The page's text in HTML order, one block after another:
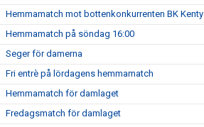
Hemmamatch mot bottenkonkurrenten BK Kenty
Hemmamatch på söndag 16:00
Seger för damerna
Fri entrè på lördagens hemmamatch
Hemmamatch för damlaget
Fredagsmatch för damlaget